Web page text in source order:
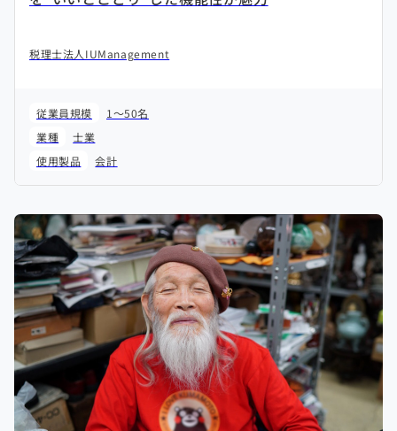
税理士法人IUManagement
従業員規模
1～50名
業種
士業
使用製品
会計